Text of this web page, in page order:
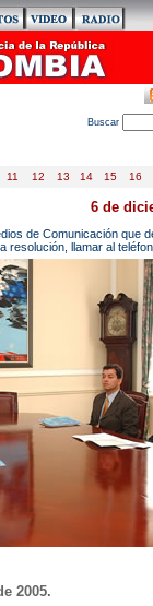
Buscar
11 12 13 14 15 16
6 de
de Comunicación que
resolución, llamar al
2005.